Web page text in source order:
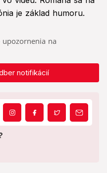
je základ humoru.
na
notifikácií